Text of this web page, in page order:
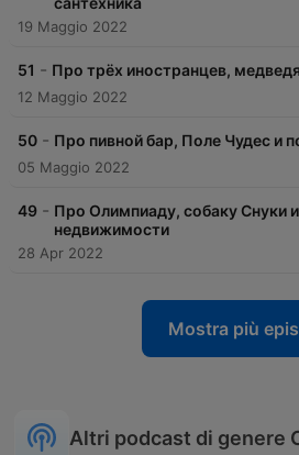
19 Maggio 2022
51 - Про трёх иностранцев,
12 Maggio 2022
50 - Про пивной бар, Поле Чудес и
05 Maggio 2022
49 - Про Олимпиаду, собаку Снуки и
недвижимости
28 Apr 2022
Mostra più
Altri podcast di genere